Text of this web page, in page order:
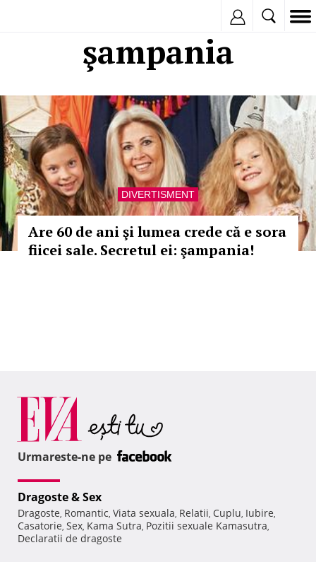
şampania
DIVERTISMENT
Are 60 de ani şi lumea crede că e sora
fiicei sale. Secretul ei: şampania!
Urmareste-ne pe
Dragoste & Sex
Dragoste, Romantic, Viata sexuala, Relatii, Cuplu, Iubire,
Casatorie, Sex, Kama Sutra, Pozitii sexuale Kamasutra,
Declaratii de dragoste